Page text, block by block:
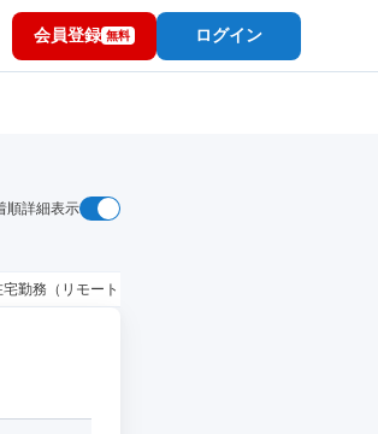
会員登録 無料 ログイン
順詳細表示
宅勤務（リモートワーク）OK